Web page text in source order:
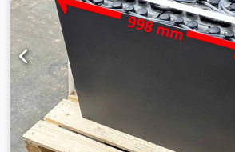
gemonteerd op een stevige
gegevens: Fabrikant: Rietschle Model:
Bouwjaar: 1996 Land van herkomst:
vacuümpomp Capaciteit: 40 m³/u (50
Maximaal vacuüm (einddruk): 150
Aoziw N Ssgyer Motorvermogen: 1,5 kW
Hz) Toerental: 1420 tpm (50 Hz) 1680
3×400 V Beschermingsklasse motor:
1749048 Staat: Gebruikt. Visuele staat